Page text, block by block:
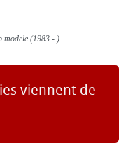
modele (1983 - )
viennent de